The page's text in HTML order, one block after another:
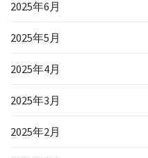
2025年6月
2025年5月
2025年4月
2025年3月
2025年2月